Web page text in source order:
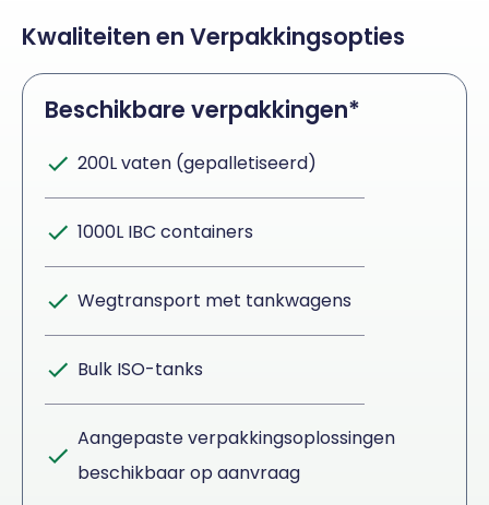
Kwaliteiten en Verpakkingsopties
Beschikbare verpakkingen*
200L vaten (gepalletiseerd)
1000L IBC containers
Wegtransport met tankwagens
Bulk ISO-tanks
Aangepaste verpakkingsoplossingen
beschikbaar op aanvraag